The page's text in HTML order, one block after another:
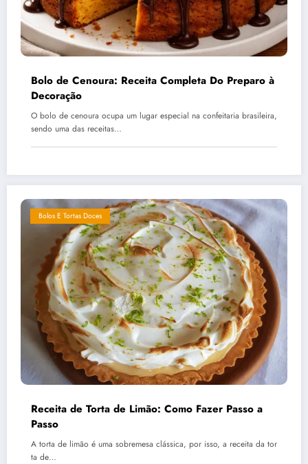
Bolo de Cenoura: Receita Completa Do Preparo à
Decoração
O bolo de cenoura ocupa um lugar especial na confeitaria brasileira,
sendo uma das receitas…
Bolos E Tortas Doces
Receita de Torta de Limão: Como Fazer Passo a
Passo
A torta de limão é uma sobremesa clássica, por isso, a receita da tor
ta de…